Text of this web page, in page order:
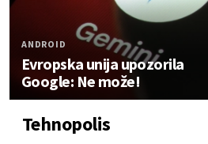
ANDROID
Evropska unija upozorila
Google: Ne može!
Tehnopolis